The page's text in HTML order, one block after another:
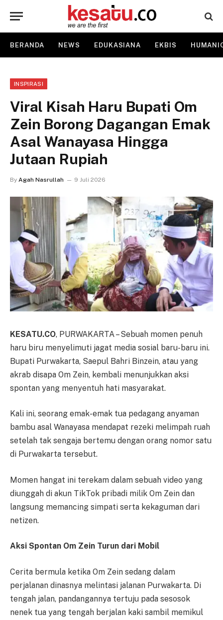
BERANDA NEWS EDUKASIANA EKBIS
INSPIRASI
Viral Kisah Haru Bupati Om
Zein Borong Dagangan Emak
Asal Wanayasa Hingga
Jutaan Rupiah
By Agah Nasrullah 9 Juli 2026
KESATU.CO, PURWAKARTA – Sebuah momen penuh
haru biru menyelimuti jagat media sosial baru-baru ini.
Bupati Purwakarta, Saepul Bahri Binzein, atau yang
akrab disapa Om Zein, kembali menunjukkan aksi
spontan yang menyentuh hati masyarakat.
Kali ini, seorang emak-emak tua pedagang anyaman
bambu asal Wanayasa mendapat rezeki melimpah ruah
setelah tak sengaja bertemu dengan orang nomor satu
di Purwakarta tersebut.
Momen hangat ini terekam dalam sebuah video yang
diunggah di akun TikTok pribadi milik Om Zein dan
langsung memancing simpati serta kekaguman dari
netizen.
Aksi Spontan Om Zein Turun dari Mobil
Cerita bermula ketika Om Zein sedang dalam
perjalanan dinasnya melintasi jalanan Purwakarta. Di
tengah jalan, pandangannya tertuju pada sesosok
nenek tua yang tengah berjalan kaki sambil memikul